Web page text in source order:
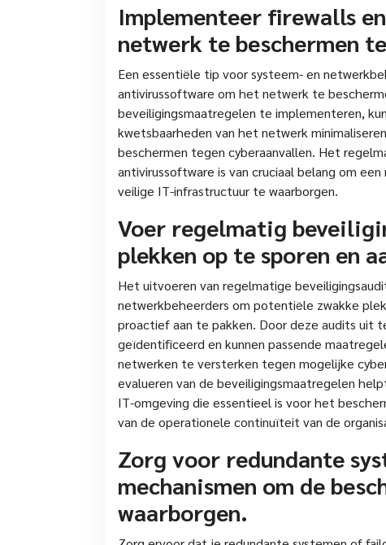
Implementeer firewalls
netwerk te beschermen
Een essentiële tip voor systeem- en
antivirussoftware om het netwerk te
beveiligingsmaatregelen te implementeren,
kwetsbaarheden van het netwerk
beschermen tegen cyberaanvallen. Het
antivirussoftware is van cruciaal belang om
veilige IT-infrastructuur te waarborgen.
Voer regelmatig
plekken op te sporen en
Het uitvoeren van regelmatige
netwerkbeheerders om potentiële zwakke
proactief aan te pakken. Door deze audits uit
geïdentificeerd en kunnen passende
netwerken te versterken tegen mogelijke
evalueren van de beveiligingsmaatregelen
IT-omgeving die essentieel is voor het
van de operationele continuïteit van de
Zorg voor redundante
mechanismen om de
waarborgen.